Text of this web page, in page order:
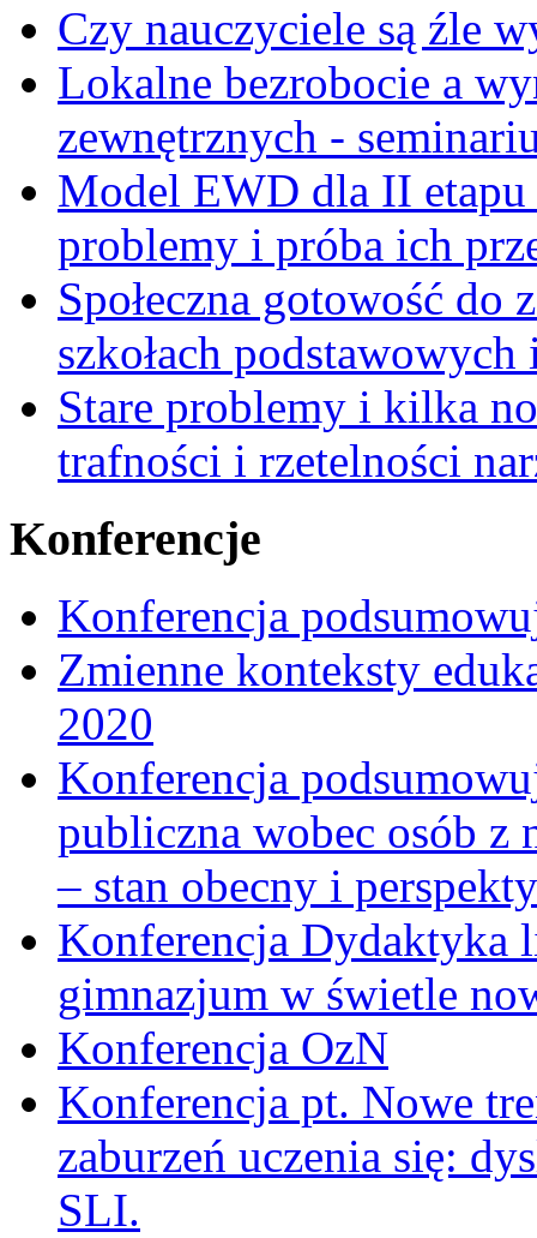
Czy nauczyciele są źle
Lokalne bezrobocie a
zewnętrznych -
Model EWD dla II etapu
problemy i próba ich
Społeczna gotowość do
szkołach
Stare problemy i kilka
trafności i rzetelności
Konferencje
Konferencja
Zmienne konteksty
2020
Konferencja
publiczna wobec osób z
– stan obecny i
Konferencja Dydaktyka
gimnazjum w świetle
Konferencja OzN
Konferencja pt. Nowe
zaburzeń uczenia się:
SLI.